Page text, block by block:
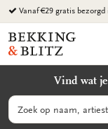
Ga
naar
content
Vanaf €29 gratis
Bekking
&
B.V.
Vind wat
Zoeken